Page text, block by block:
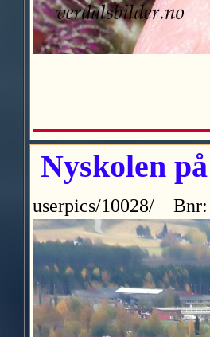
Nyskolen
userpics/10028/ Bnr: